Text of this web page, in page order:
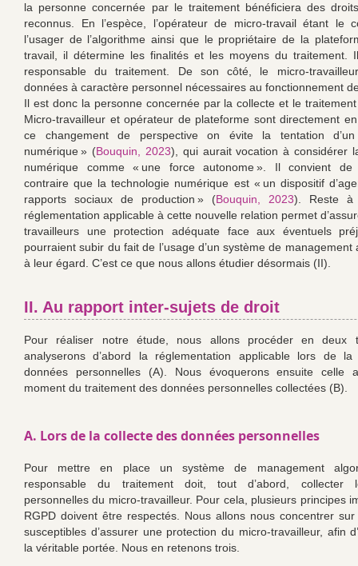
la personne concernée par le traitement bénéficiera des
reconnus. En l’espèce, l’opérateur de micro-travail étant le
l’usager de l’algorithme ainsi que le propriétaire de la
travail, il détermine les finalités et les moyens du traitement.
responsable du traitement. De son côté, le micro-
données à caractère personnel nécessaires au fonctionnement
Il est donc la personne concernée par la collecte et le
Micro-travailleur et opérateur de plateforme sont directement
ce changement de perspective on évite la tentation d’un
numérique » (Bouquin, 2023), qui aurait vocation à considérer
numérique comme « une force autonome ». Il convient
contraire que la technologie numérique est « un dispositif
rapports sociaux de production » (Bouquin, 2023). Reste à
réglementation applicable à cette nouvelle relation permet
travailleurs une protection adéquate face aux éventuels
pourraient subir du fait de l’usage d’un système de management
à leur égard. C’est ce que nous allons étudier désormais (II).
II. Au rapport inter-sujets de droit
Pour réaliser notre étude, nous allons procéder en deux
analyserons d’abord la réglementation applicable lors de
données personnelles (A). Nous évoquerons ensuite celle
moment du traitement des données personnelles collectées (B).
A. Lors de la collecte des données personnelles
Pour mettre en place un système de management
responsable du traitement doit, tout d’abord, collecter
personnelles du micro-travailleur. Pour cela, plusieurs principes
RGPD doivent être respectés. Nous allons nous concentrer
susceptibles d’assurer une protection du micro-travailleur, afin
la véritable portée. Nous en retenons trois.